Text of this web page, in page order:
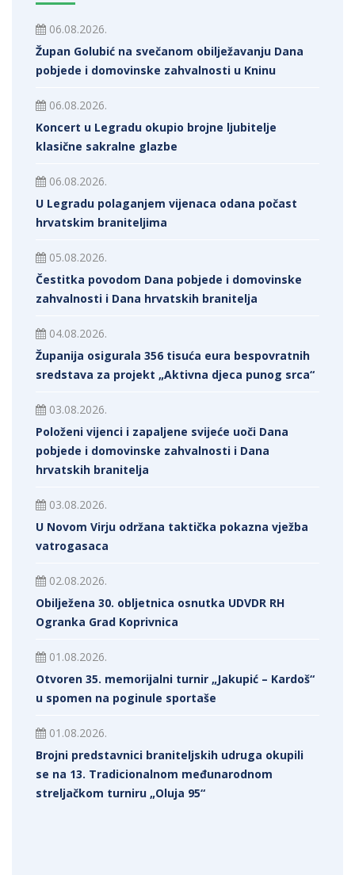
06.08.2026.
Župan Golubić na svečanom obilježavanju Dana
pobjede i domovinske zahvalnosti u Kninu
06.08.2026.
Koncert u Legradu okupio brojne ljubitelje
klasične sakralne glazbe
06.08.2026.
U Legradu polaganjem vijenaca odana počast
hrvatskim braniteljima
05.08.2026.
Čestitka povodom Dana pobjede i domovinske
zahvalnosti i Dana hrvatskih branitelja
04.08.2026.
Županija osigurala 356 tisuća eura bespovratnih
sredstava za projekt „Aktivna djeca punog srca“
03.08.2026.
Položeni vijenci i zapaljene svijeće uoči Dana
pobjede i domovinske zahvalnosti i Dana
hrvatskih branitelja
03.08.2026.
U Novom Virju održana taktička pokazna vježba
vatrogasaca
02.08.2026.
Obilježena 30. obljetnica osnutka UDVDR RH
Ogranka Grad Koprivnica
01.08.2026.
Otvoren 35. memorijalni turnir „Jakupić – Kardoš“
u spomen na poginule sportaše
01.08.2026.
Brojni predstavnici braniteljskih udruga okupili
se na 13. Tradicionalnom međunarodnom
streljačkom turniru „Oluja 95“